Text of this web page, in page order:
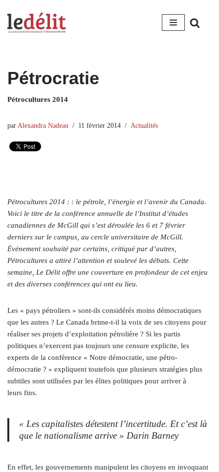
Aller
Pétrocratie
Pétrocultures 2014
par Alexandra Nadeau 11 février 2014 Actualités
Pétrocultures 2014 : : le pétrole, l’énergie et l’avenir du Canada.
Voici le titre de la conférence annuelle de l’Institut d’études
canadiennes de McGill qui s’est déroulée les 6 et 7 février
derniers sur le campus, au cercle universitaire de McGill.
Événement souhaité par certains, critiqué par d’autres,
Pétrocultures a attiré l’attention et soulevé les débats. Cette
semaine, Le Délit offre une couverture en profondeur de cet enjeu
et des diverses conférences qui ont eu lieu.
Les « pays pétroliers » sont-ils considérés moins démocratiques
que les autres ? Le Canada brime-t-il la voix de ses citoyens pour
réaliser ses projets d’exploitation pétrolière ? Si les partis
politiques n’exercent pas toujours une censure explicite, les
experts de la conférence « Notre démocratie, une pétro-
démocratie ? » expliquent toutefois que plusieurs stratégies plus
subtiles sont utilisées par les élites politiques pour arriver à
leurs fins.
« Les capitalistes détestent l’incertitude. Et c’est là
que le nationalisme arrive » Darin Barney
En effet, les gouvernements manipulent les citoyens en invoquant